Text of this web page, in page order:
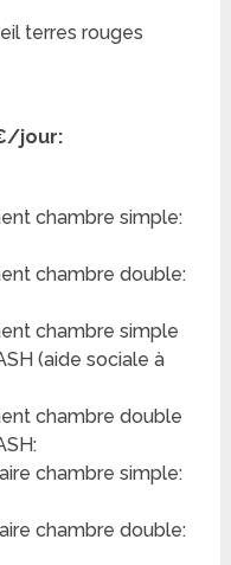
terres rouges
jour:
chambre simple:
chambre double:
chambre simple
(aide sociale à
chambre double
chambre simple:
chambre double: